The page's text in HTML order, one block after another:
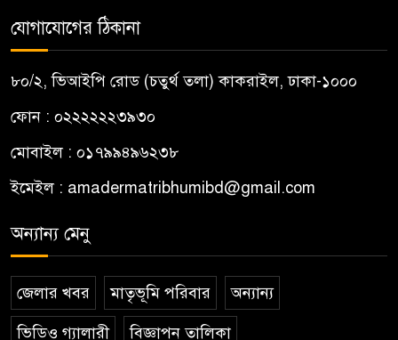
যোগাযোগের ঠিকানা
৮০/২, ভিআইপি রোড (চতুর্থ তলা) কাকরাইল, ঢাকা-১০০০
ফোন : ০২২২২২২৩৯৩০
মোবাইল : ০১৭৯৯৪৯৬২৩৮
ইমেইল : amadermatribhumibd@gmail.com
অন্যান্য মেনু
জেলার খবর মাতৃভূমি পরিবার অন্যান্য
ভিডিও গ্যালারী বিজ্ঞাপন তালিকা